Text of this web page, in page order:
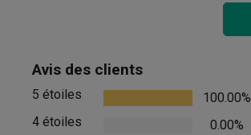
Avis des clients
5 étoiles
100.00%
4 étoiles
0.00%